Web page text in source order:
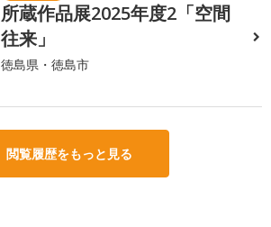
所蔵作品展2025年度2「空間
往来」
徳島県・徳島市
閲覧履歴をもっと見る